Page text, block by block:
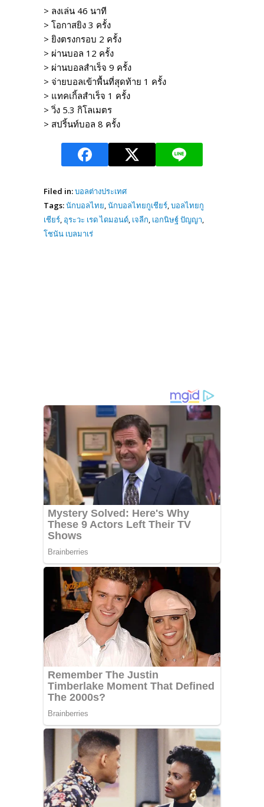
> ลงเล่น 46 นาที
> โอกาสยิง 3 ครั้ง
> ยิงตรงกรอบ 2 ครั้ง
> ผ่านบอล 12 ครั้ง
> ผ่านบอลสำเร็จ 9 ครั้ง
> จ่ายบอลเข้าพื้นที่สุดท้าย 1 ครั้ง
> แทคเกิ้ลสำเร็จ 1 ครั้ง
> วิ่ง 5.3 กิโลเมตร
> สปริ้นท์บอล 8 ครั้ง
Filed in:บอลต่างประเทศ
Tags:นักบอลไทย,นักบอลไทยกูเชียร์,บอลไทยกู
เชียร์, อุระวะ เรด ไดมอนด์, เจลีก, เอกนิษฐ์ ปัญญา,
โชนัน เบลมาเร่